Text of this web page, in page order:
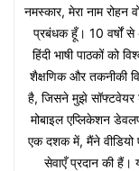
नमस्कार, मेरा नाम
प्रबंधक हूँ। 10 वर्षों
हिंदी भाषी पाठकों को
शैक्षणिक और तकनीकी
है, जिसने मुझे सॉफ्टवेयर
मोबाइल एप्लिकेशन
एक दशक में, मैंने वीडियो
सेवाएँ प्रदान की